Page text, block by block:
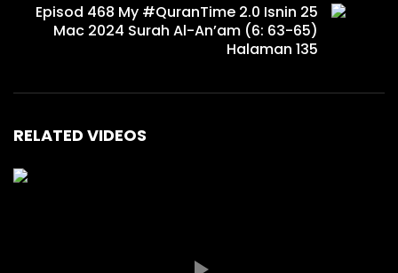
Episod 468 My #QuranTime 2.0 Isnin 25
Mac 2024 Surah Al-An’am (6: 63-65)
Halaman 135
RELATED VIDEOS